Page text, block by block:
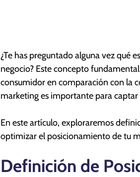
¿Te has preguntado alguna vez qué
negocio? Este concepto
consumidor en comparación con la
marketing es importante para
En este artículo, exploraremos
optimizar el posicionamiento de tu
Definición de